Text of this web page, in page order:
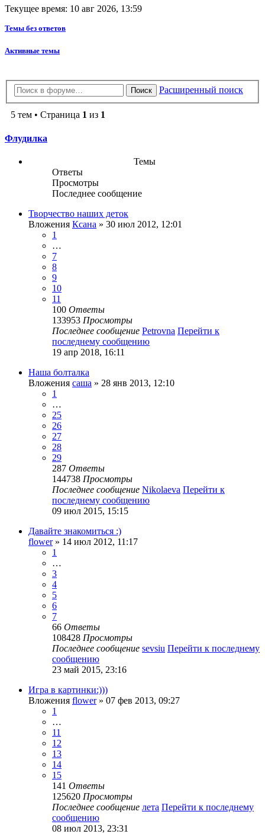
Текущее время: 10 авг 2026, 13:59
Темы без ответов
Активные темы
Поиск Расширенный поиск
5 тем • Страница 1 из 1
Флудилка
Темы
Ответы
Просмотры
Последнее сообщение
Творчество наших деток
Вложения Ксана » 30 июл 2012, 12:01
1
…
7
8
9
10
11
100 Ответы
133953 Просмотры
Последнее сообщение Petrovna Перейти к
последнему сообщению
19 апр 2018, 16:11
Наша болталка
Вложения саша » 28 янв 2013, 12:10
1
…
25
26
27
28
29
287 Ответы
144738 Просмотры
Последнее сообщение Nikolaeva Перейти к
последнему сообщению
09 июл 2015, 15:15
Давайте знакомиться :)
flower» 14 июл 2012, 11:17
1
…
3
4
5
6
7
66 Ответы
108428 Просмотры
Последнее сообщение sevsiu Перейти к последнему
сообщению
23 май 2015, 23:16
Игра в картинки:)))
Вложения flower» 07 фев 2013, 09:27
1
…
11
12
13
14
15
141 Ответы
125620 Просмотры
Последнее сообщение лета Перейти к последнему
сообщению
08 июл 2013, 23:31